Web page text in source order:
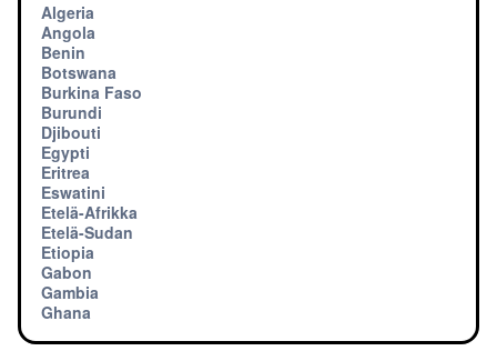
Algeria
Angola
Benin
Botswana
Burkina Faso
Burundi
Djibouti
Egypti
Eritrea
Eswatini
Etelä-Afrikka
Etelä-Sudan
Etiopia
Gabon
Gambia
Ghana